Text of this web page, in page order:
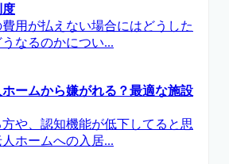
度
用が払えない場合にはどうした
なるのかについ...
ームから嫌がれる？最適な施設
や、認知機能が低下してると思
ホームへの入居...